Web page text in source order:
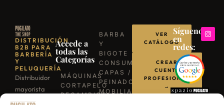
DISTRIBUCIÓN
B2B PARA
BARBERÍA
Y
PELUQUERÍA
Distribuidor
mayorista
para
Accede a
todas las
Categorías
MÁQUINAS
CORTAPELO
RECAMBIOS
BARBA
Y
BIGOTE
CONSUMIBLES
CAPAS /
PEINADORES
MOBILIARIO
VER
CATÁLOGO
CREAR
CUENTA
PROFESIONAL
→
Síguenos
en
redes: